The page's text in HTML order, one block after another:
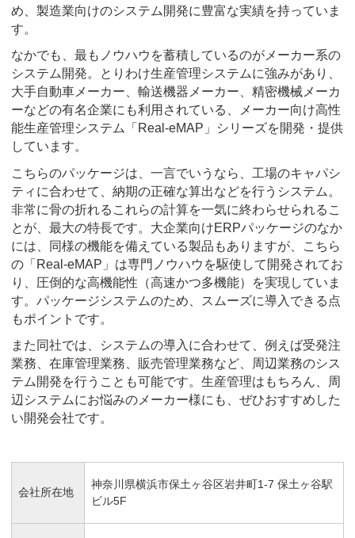
め、製造業向けのシステム開発に豊富な実績を持っていま
す。
なかでも、最もノウハウを蓄積しているのがメーカー系の
システム開発。とりわけ生産管理システムに強みがあり、
大手自動車メーカー、輸送機器メーカー、精密機械メーカ
ーなどの有名企業にも利用されている、メーカー向け高性
能生産管理システム「Real-eMAP」シリーズを開発・提供
しています。
こちらのパッケージは、一言でいうなら、工場のキャパシ
ティに合わせて、納期の正確な算出などを行うシステム。
非常に骨の折れるこれらの計算を一気に終わらせられるこ
とが、最大の特長です。大企業向けERPパッケージのなか
には、同様の機能を備えている製品もありますが、こちら
の「Real-eMAP」は専門ノウハウを駆使して開発されてお
り、圧倒的な高機能性（高速かつ多機能）を実現していま
す。パッケージシステムのため、スムーズに導入できる点
もポイントです。
また同社では、システムの導入に合わせて、例えば受発注
業務、在庫管理業務、販売管理業務など、周辺業務のシス
テム開発を行うことも可能です。生産管理はもちろん、周
辺システムにお悩みのメーカー様にも、ぜひおすすめした
い開発会社です。
会社所在地
神奈川県横浜市保土ヶ谷区岩井町1-7 保土ヶ谷駅
ビル5F